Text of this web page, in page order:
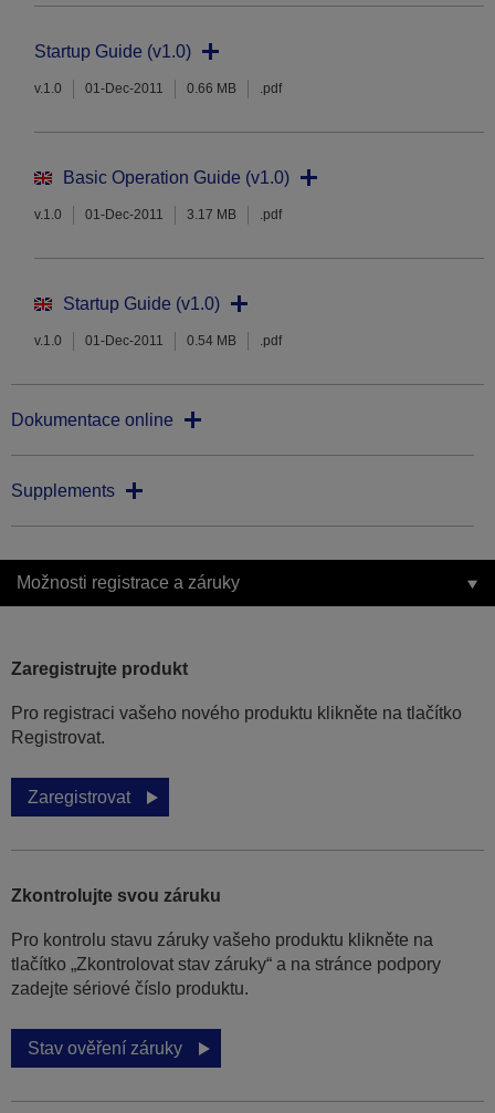
Startup Guide (v1.0)
v.1.0 01-Dec-2011 0.66 MB .pdf
Basic Operation Guide (v1.0)
v.1.0 01-Dec-2011 3.17 MB .pdf
Startup Guide (v1.0)
v.1.0 01-Dec-2011 0.54 MB .pdf
Dokumentace online
Supplements
Možnosti registrace a záruky
Zaregistrujte produkt
Pro registraci vašeho nového produktu klikněte na tlačítko
Registrovat.
Zaregistrovat
Zkontrolujte svou záruku
Pro kontrolu stavu záruky vašeho produktu klikněte na
tlačítko „Zkontrolovat stav záruky“ a na stránce podpory
zadejte sériové číslo produktu.
Stav ověření záruky